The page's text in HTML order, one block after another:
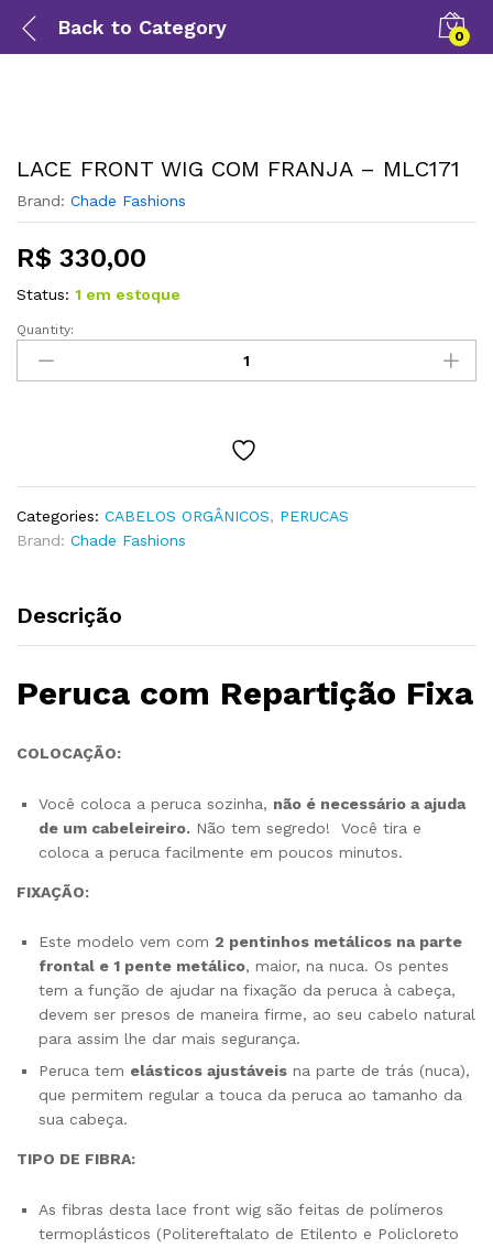
Back to Category 0
LACE FRONT WIG COM FRANJA – MLC171
Brand: Chade Fashions
R$ 330,00
Status: 1 em estoque
Quantity:
Categories: CABELOS ORGÂNICOS, PERUCAS
Brand: Chade Fashions
Descrição
Peruca com Repartição Fixa
COLOCAÇÃO:
Você coloca a peruca sozinha, não é necessário a ajuda
de um cabeleireiro. Não tem segredo! Você tira e
coloca a peruca facilmente em poucos minutos.
FIXAÇÃO:
Este modelo vem com 2 pentinhos metálicos na parte
frontal e 1 pente metálico, maior, na nuca. Os pentes
tem a função de ajudar na fixação da peruca à cabeça,
devem ser presos de maneira firme, ao seu cabelo natural
para assim lhe dar mais segurança.
Peruca tem elásticos ajustáveis na parte de trás (nuca),
que permitem regular a touca da peruca ao tamanho da
sua cabeça.
TIPO DE FIBRA:
As fibras desta lace front wig são feitas de polímeros
termoplásticos (Politereftalato de Etilento e Policloreto